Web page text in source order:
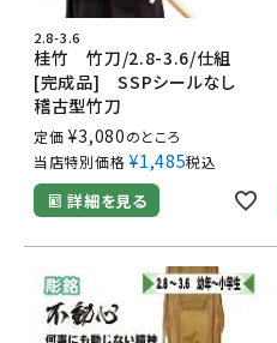
2.8-3.6
桂竹 竹刀/2.8-3.6/仕組
[完成品] SSPシールなし
稽古型竹刀
定価 ¥3,080のところ
当店特別価格 ¥1,485税込
詳細を見る